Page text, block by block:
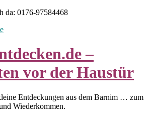
da: 0176-97584468
–
vor der Haustür
Entdeckungen aus dem Barnim … zum
Wiederkommen.